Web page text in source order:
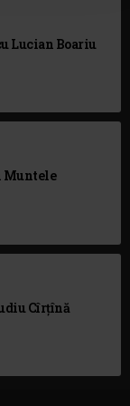
›
Lucian Boariu
Muntele
Cîrțînă